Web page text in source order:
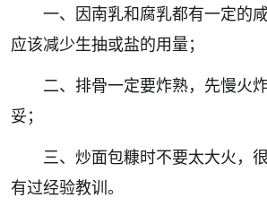
一、因南乳和腐乳都有一定的
应该减少生抽或盐的用量；
二、排骨一定要炸熟，先慢火
妥；
三、炒面包糠时不要太大火，
有过经验教训。